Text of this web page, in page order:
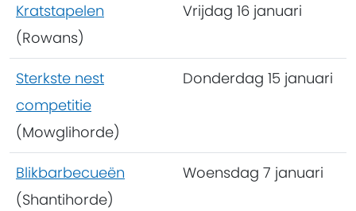
Kratstapelen
(Rowans)
Vrijdag 16 januari
Sterkste nest
competitie
(Mowglihorde)
Donderdag 15 januari
Blikbarbecueën
(Shantihorde)
Woensdag 7 januari